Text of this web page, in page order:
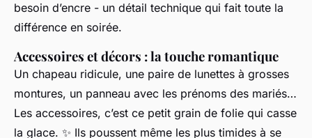
besoin d’encre - un détail technique qui fait toute la
différence en soirée.
Accessoires et décors : la touche romantique
Un chapeau ridicule, une paire de lunettes à grosses
montures, un panneau avec les prénoms des mariés…
Les accessoires, c’est ce petit grain de folie qui casse
la glace. ✨ Ils poussent même les plus timides à se